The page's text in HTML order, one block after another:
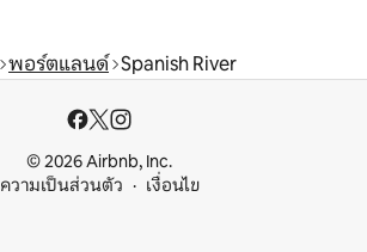
พอร์ตแลนด์ Spanish River
© 2026 Airbnb, Inc.
ความเป็นส่วนตัว
เงื่อนไข